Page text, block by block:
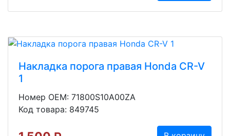
Накладка порога правая Honda CR-V
1
Номер OEM: 71800S10A00ZA
Код товара: 849745